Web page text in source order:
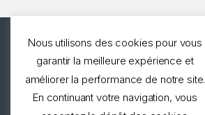
Nous utilisons des cookies pour vous
garantir la meilleure expérience et
améliorer la performance de notre site.
En continuant votre navigation, vous